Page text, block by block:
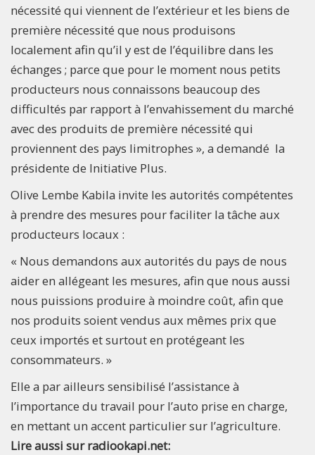
nécessité qui viennent de l’extérieur et les biens de
première nécessité que nous produisons
localement afin qu’il y est de l’équilibre dans les
échanges ; parce que pour le moment nous petits
producteurs nous connaissons beaucoup des
difficultés par rapport à l’envahissement du marché
avec des produits de première nécessité qui
proviennent des pays limitrophes », a demandé la
présidente de Initiative Plus.
Olive Lembe Kabila invite les autorités compétentes
à prendre des mesures pour faciliter la tâche aux
producteurs locaux :
« Nous demandons aux autorités du pays de nous
aider en allégeant les mesures, afin que nous aussi
nous puissions produire à moindre coût, afin que
nos produits soient vendus aux mêmes prix que
ceux importés et surtout en protégeant les
consommateurs. »
Elle a par ailleurs sensibilisé l’assistance à
l’importance du travail pour l’auto prise en charge,
en mettant un accent particulier sur l’agriculture.
Lire aussi sur radiookapi.net: